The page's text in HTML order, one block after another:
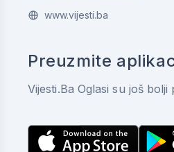
www.vijesti.ba
Preuzmite
Vijesti.Ba Oglasi su još